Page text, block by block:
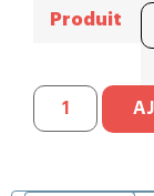
Produit